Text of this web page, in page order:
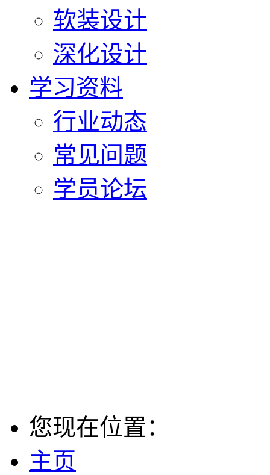
软装设计
深化设计
学习资料
行业动态
常见问题
学员论坛
您现在位置：
主页